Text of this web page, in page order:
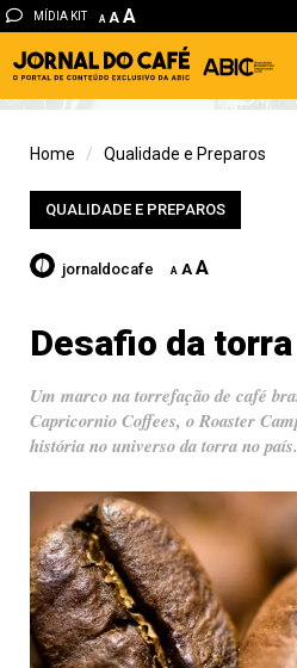
MÍDIA KIT A A A
Home Qualidade e Preparos
QUALIDADE E PREPAROS
jornaldocafe A A A
Desafio da torra
Um marco na torrefação de café
Capricornio Coffees, o Roaster
história no universo da torra no país.